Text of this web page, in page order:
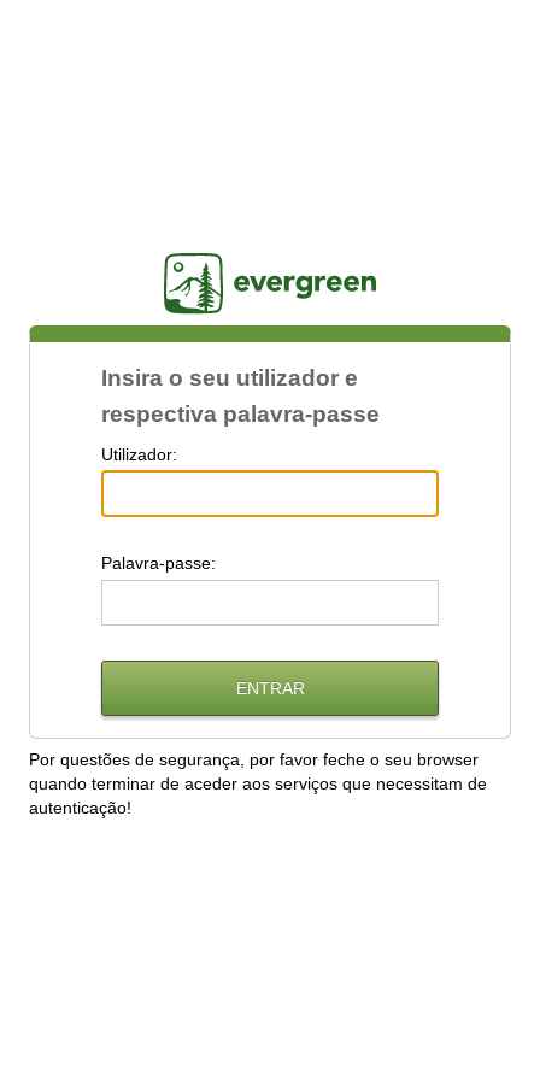
Insira o seu utilizador e
respectiva palavra-passe
Utilizador:
Palavra-passe:
Por questões de segurança, por favor feche o seu browser
quando terminar de aceder aos serviços que necessitam de
autenticação!